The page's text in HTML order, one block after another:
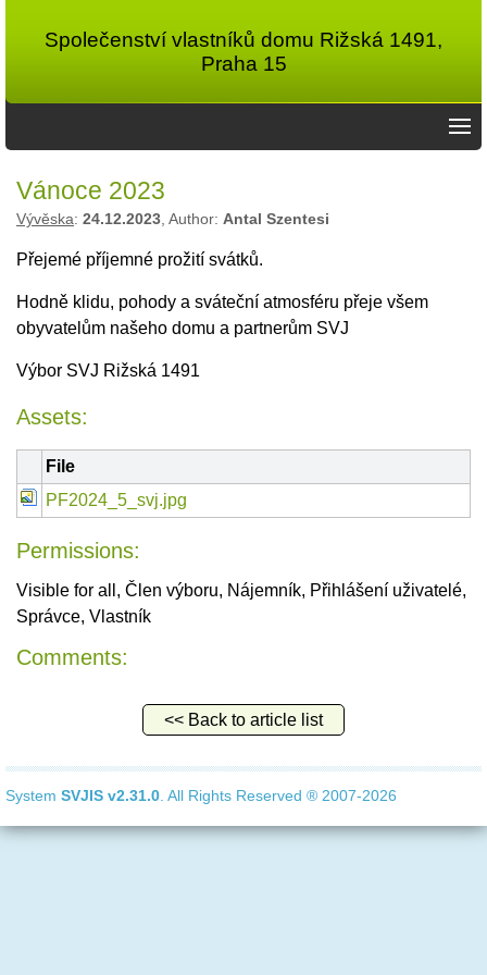
Společenství vlastníků domu Rižská 1491,
Praha 15
Vánoce 2023
Vývěska: 24.12.2023, Author: Antal Szentesi
Přejemé příjemné prožití svátků.
Hodně klidu, pohody a sváteční atmosféru přeje všem
obyvatelům našeho domu a partnerům SVJ
Výbor SVJ Rižská 1491
Assets:
File
PF2024_5_svj.jpg
Permissions:
Visible for all, Člen výboru, Nájemník, Přihlášení uživatelé,
Správce, Vlastník
Comments:
<< Back to article list
System SVJIS v2.31.0. All Rights Reserved ® 2007-2026